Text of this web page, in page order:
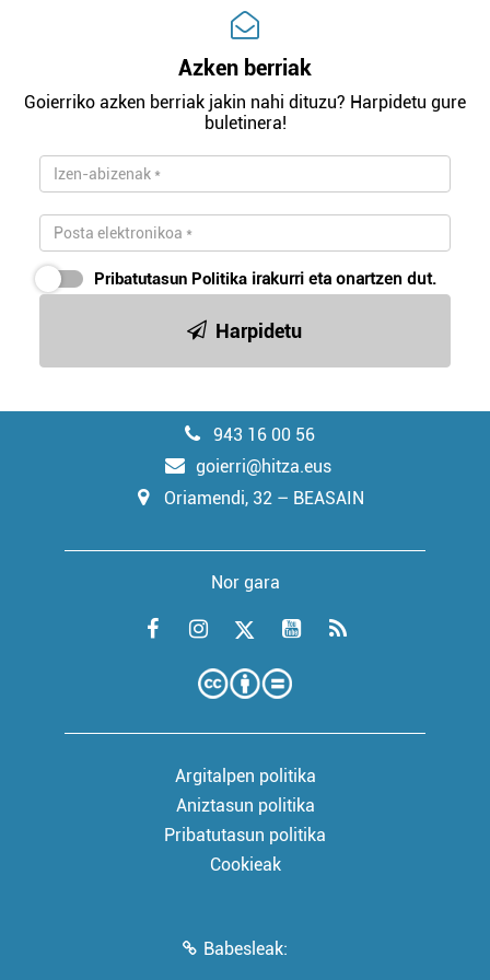
Azken berriak
Goierriko azken berriak jakin nahi dituzu? Harpidetu gure
buletinera!
Pribatutasun Politika irakurri eta onartzen dut.
Harpidetu
943 16 00 56
goierri@hitza.eus
Oriamendi, 32 – BEASAIN
Nor gara
Argitalpen politika
Aniztasun politika
Pribatutasun politika
Cookieak
Babesleak: